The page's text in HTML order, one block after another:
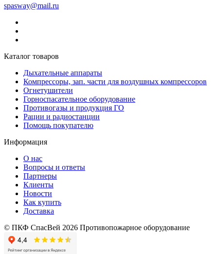
spasway@mail.ru
Каталог товаров
Дыхательные аппараты
Компрессоры, зап. части для воздушных компрессоров
Огнетушители
Горноспасательное оборудование
Противогазы и продукция ГО
Рации и радиостанции
Помощь покупателю
Информация
О нас
Вопросы и ответы
Партнеры
Клиенты
Новости
Как купить
Доставка
© ПКФ СпасВей 2026 Противопожарное оборудование